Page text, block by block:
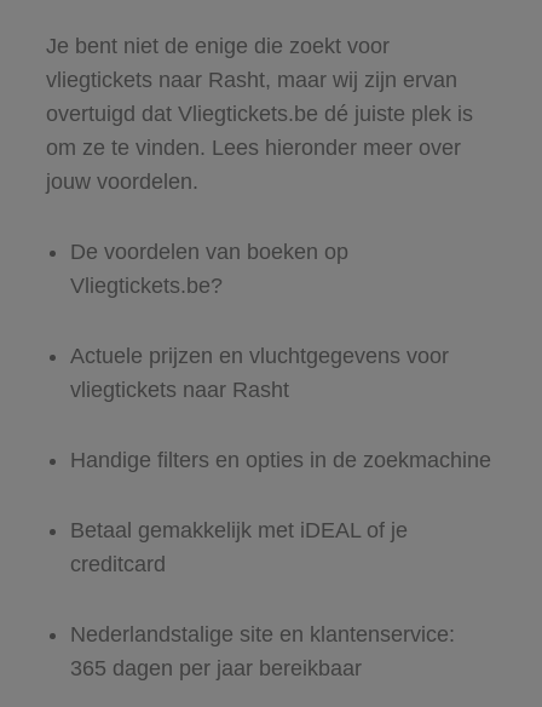
Je bent niet de enige die zoekt voor
vliegtickets naar Rasht, maar wij zijn ervan
overtuigd dat Vliegtickets.be dé juiste plek is
om ze te vinden. Lees hieronder meer over
jouw voordelen.
De voordelen van boeken op
Vliegtickets.be?
Actuele prijzen en vluchtgegevens voor
vliegtickets naar Rasht
Handige filters en opties in de zoekmachine
Betaal gemakkelijk met iDEAL of je
creditcard
Nederlandstalige site en klantenservice:
365 dagen per jaar bereikbaar